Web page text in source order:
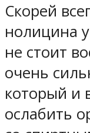
Скорей
нолицина
не стоит
очень
который и
ослабить